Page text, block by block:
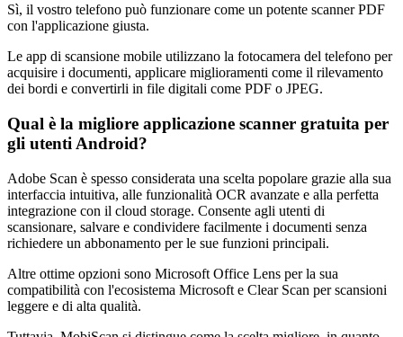
Sì, il vostro telefono può funzionare come un potente scanner PDF
con l'applicazione giusta.
Le app di scansione mobile utilizzano la fotocamera del telefono per
acquisire i documenti, applicare miglioramenti come il rilevamento
dei bordi e convertirli in file digitali come PDF o JPEG.
Qual è la migliore applicazione scanner gratuita per
gli utenti Android?
Adobe Scan è spesso considerata una scelta popolare grazie alla sua
interfaccia intuitiva, alle funzionalità OCR avanzate e alla perfetta
integrazione con il cloud storage. Consente agli utenti di
scansionare, salvare e condividere facilmente i documenti senza
richiedere un abbonamento per le sue funzioni principali.
Altre ottime opzioni sono Microsoft Office Lens per la sua
compatibilità con l'ecosistema Microsoft e Clear Scan per scansioni
leggere e di alta qualità.